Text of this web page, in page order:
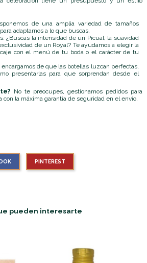
de una amplia variedad de tamaños
adaptarnos a lo que buscas.
¿Buscas la intensidad de un Picual, la suavidad
de un Royal? Te ayudamos a elegir la
con el menú de tu boda o el carácter de tu
encargamos de que las botellas luzcan perfectas,
presentarlas para que sorprendan desde el
No te preocupes, gestionamos pedidos para
con la máxima garantía de seguridad en el envío.
PINTEREST
pueden interesarte